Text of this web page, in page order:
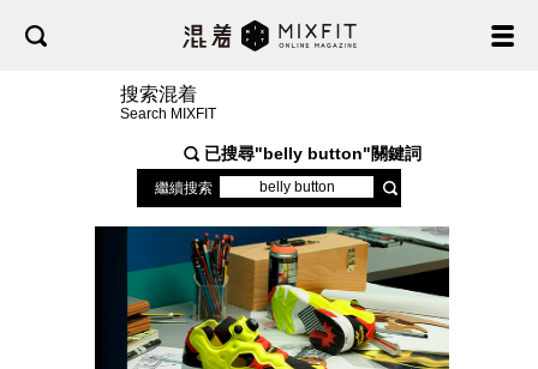
搜索混着
Search MIXFIT
已搜尋"belly button"關鍵詞
繼續搜索